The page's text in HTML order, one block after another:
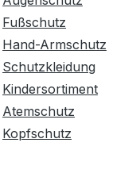
Fußschutz
Hand-Armschutz
Schutzkleidung
Kindersortiment
Atemschutz
Kopfschutz